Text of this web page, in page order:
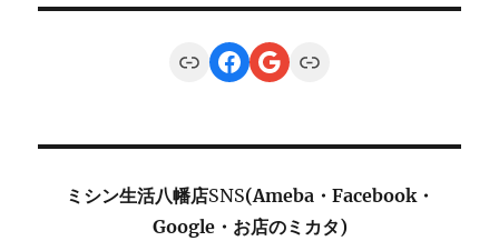
LinkFacebook
Google
Link
ミシン生活八幡店SNS(Ameba・Facebook・
Google・お店のミカタ)